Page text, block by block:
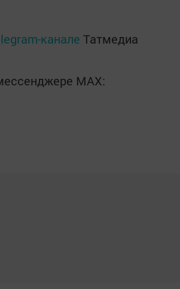
канале Татмедиа
MАХ: